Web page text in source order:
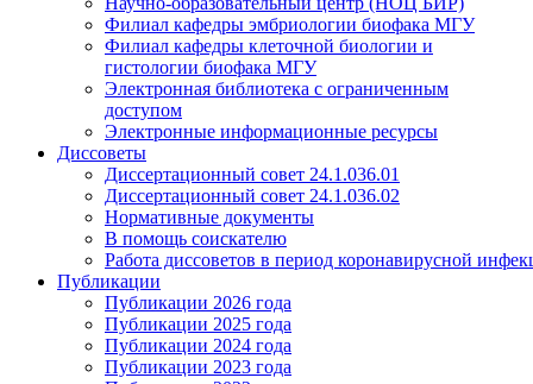
Филиал кафедры эмбриологии биофака МГУ
Филиал кафедры клеточной биологии и
гистологии биофака МГУ
Электронная библиотека с ограниченным
доступом
Электронные информационные ресурсы
Диссоветы
Диссертационный совет 24.1.036.01
Диссертационный совет 24.1.036.02
Нормативные документы
В помощь соискателю
Работа диссоветов в период коронавирусной
Публикации
Публикации 2026 года
Публикации 2025 года
Публикации 2024 года
Публикации 2023 года